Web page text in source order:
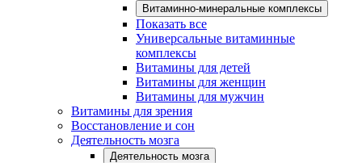
Витаминно-минеральные комплексы
Показать все
Универсальные витаминные
комплексы
Витамины для детей
Витамины для женщин
Витамины для мужчин
Витамины для зрения
Восстановление и сон
Деятельность мозга
Деятельность мозга